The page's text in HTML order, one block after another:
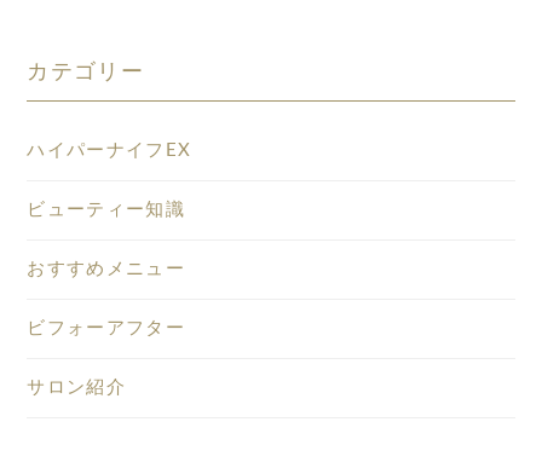
カテゴリー
ハイパーナイフEX
ビューティー知識
おすすめメニュー
ビフォーアフター
サロン紹介